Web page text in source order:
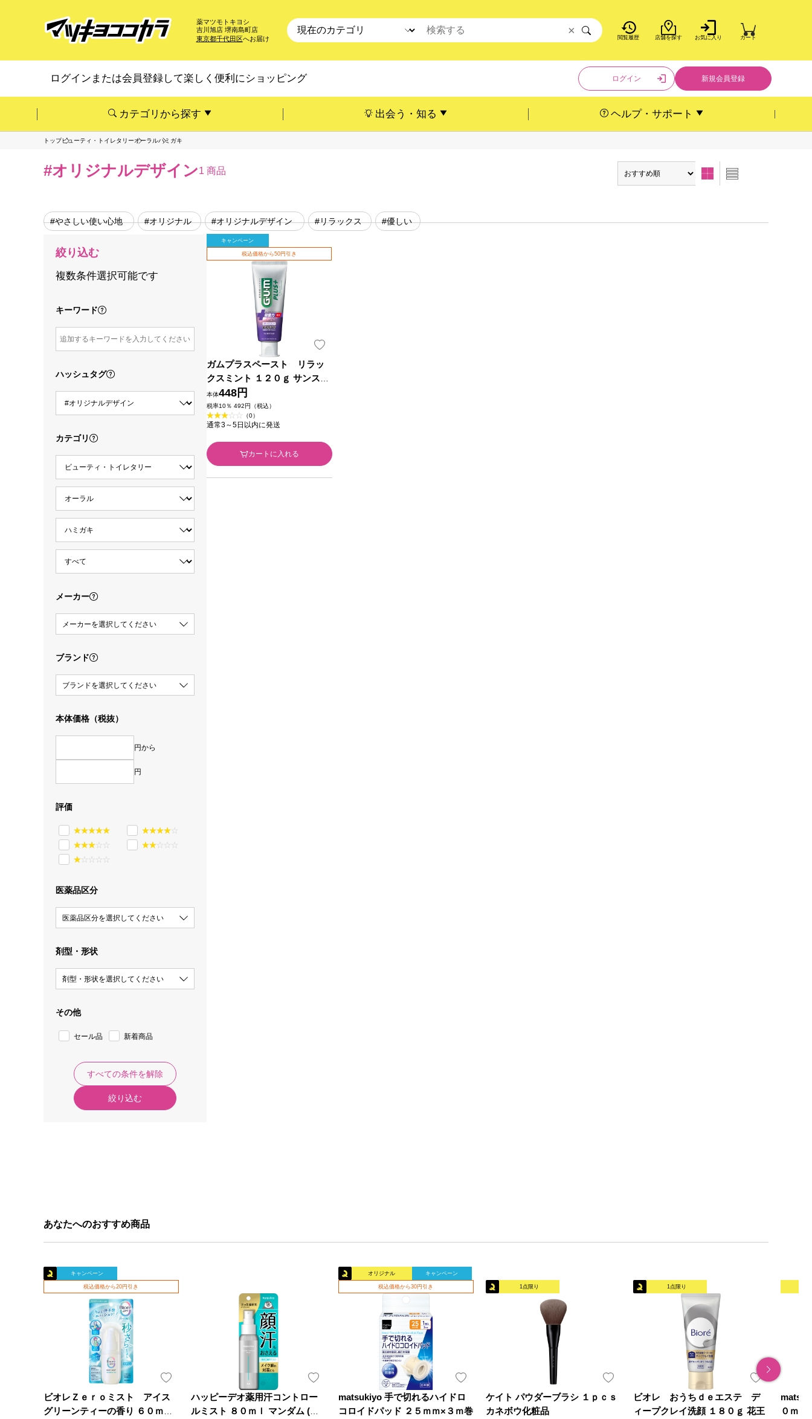
薬マツモトキヨシ
吉川旭店 堺南島町店
東京都千代田区へお届け 閲覧履歴 店舗を探す お気に入り カート
×
ログインまたは会員登録して楽しく便利にショッピング ログイン 新規会員登録
カテゴリから探す 出会う・知る ヘルプ・サポート
トップビューティ・トイレタリーオーラルハミガキ
#オリジナルデザイン1 商品
#やさしい使い心地 #オリジナル #オリジナルデザイン #リラックス #優しい
絞り込む
複数条件選択可能です
キーワード
ハッシュタグ
カテゴリ
メーカー
メーカーを選択してください
ブランド
ブランドを選択してください
本体価格（税抜）
円から
円
評価
医薬品区分
医薬品区分を選択してください
剤型・形状
剤型・形状を選択してください
その他
セール品 新着商品
すべての条件を解除
絞り込む
キャンペーン
税込価格から50円引き
ガムプラスペースト リラッ
クスミント １２０ｇ サンスタ
ー (医薬部外品)
本体448円
税率10％ 492円（税込）
（0）
通常3～5日以内に発送
カートに入れる
あなたへのおすすめ商品
キャンペーン
税込価格から20円引き
ビオレＺｅｒｏミスト アイス
グリーンティーの香り ６０ｍＬ
ハッピーデオ薬用汗コントロー
ルミスト ８０ｍｌ マンダム (医
オリジナル キャンペーン
税込価格から30円引き
matsukiyo 手で切れるハイドロ
コロイドパッド ２５ｍｍ×３ｍ巻
1点限り
ケイト パウダーブラシ １ｐｃｓ
カネボウ化粧品
1点限り
ビオレ おうちｄｅエステ デ
ィープクレイ洗顔 １８０ｇ 花王
０ｍｌ